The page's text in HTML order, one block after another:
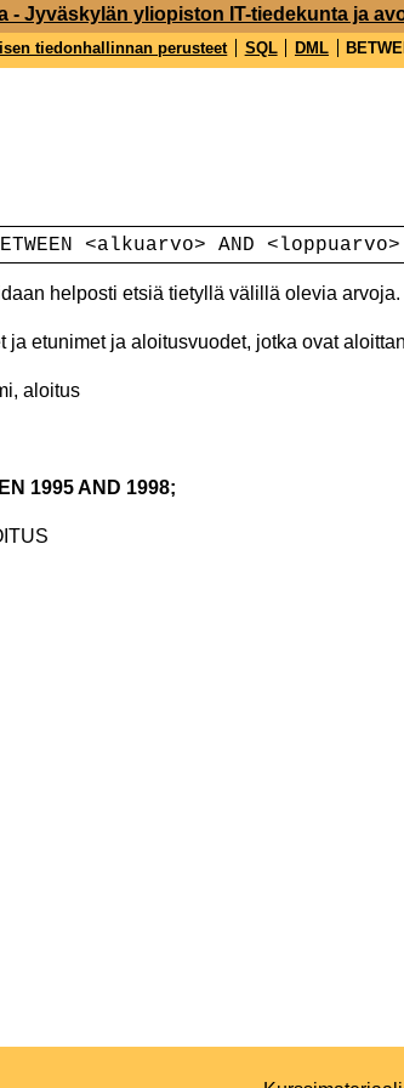
<alkuarvo> AND <loppuarvo>
helposti etsiä tietyllä välillä olevia
ja etunimet ja aloitusvuodet, jotka ovat
aloitus
1995 AND 1998;
- Jyväskylän yliopiston IT-tiedekunta ja
tiedonhallinnan perusteet SQL DML